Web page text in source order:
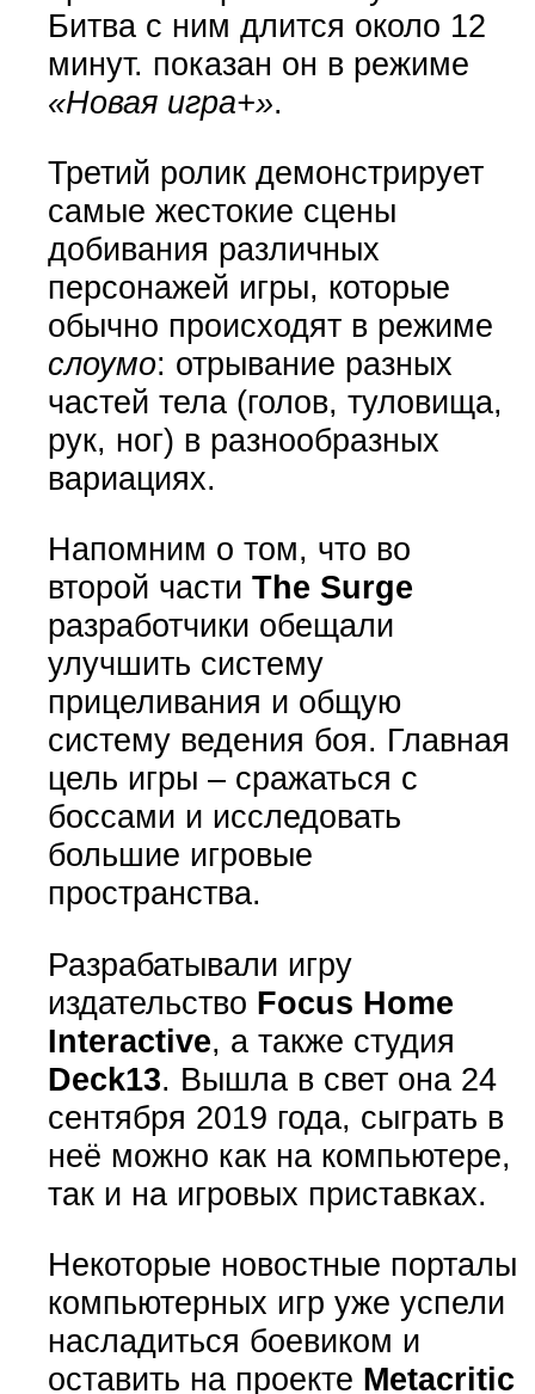
Битва с ним длится около 12
минут. показан он в режиме
«Новая игра+».
Третий ролик демонстрирует
самые жестокие сцены
добивания различных
персонажей игры, которые
обычно происходят в режиме
слоумо: отрывание разных
частей тела (голов, туловища,
рук, ног) в разнообразных
вариациях.
Напомним о том, что во
второй части The Surge
разработчики обещали
улучшить систему
прицеливания и общую
систему ведения боя. Главная
цель игры – сражаться с
боссами и исследовать
большие игровые
пространства.
Разрабатывали игру
издательство Focus Home
Interactive, а также студия
Deck13. Вышла в свет она 24
сентября 2019 года, сыграть в
неё можно как на компьютере,
так и на игровых приставках.
Некоторые новостные порталы
компьютерных игр уже успели
насладиться боевиком и
оставить на проекте Metacritic